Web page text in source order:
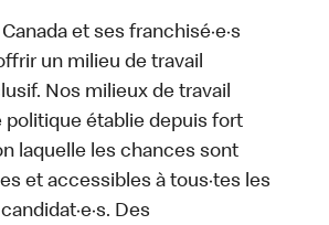
et ses franchisé·e·s
un milieu de travail
Nos milieux de travail
politique établie depuis fort
laquelle les chances sont
et accessibles à tous·tes les
Des